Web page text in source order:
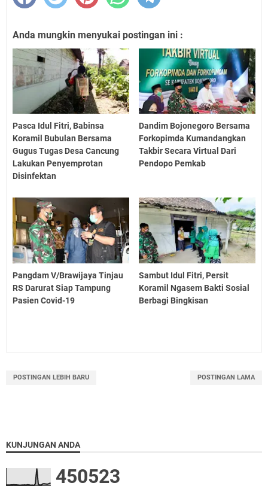
Anda mungkin menyukai postingan ini :
Pasca Idul Fitri, Babinsa
Koramil Bubulan Bersama
Gugus Tugas Desa Cancung
Lakukan Penyemprotan
Disinfektan
Dandim Bojonegoro Bersama
Forkopimda Kumandangkan
Takbir Secara Virtual Dari
Pendopo Pemkab
Pangdam V/Brawijaya Tinjau
RS Darurat Siap Tampung
Pasien Covid-19
Sambut Idul Fitri, Persit
Koramil Ngasem Bakti Sosial
Berbagi Bingkisan
POSTINGAN LEBIH BARU POSTINGAN LAMA
KUNJUNGAN ANDA
450523